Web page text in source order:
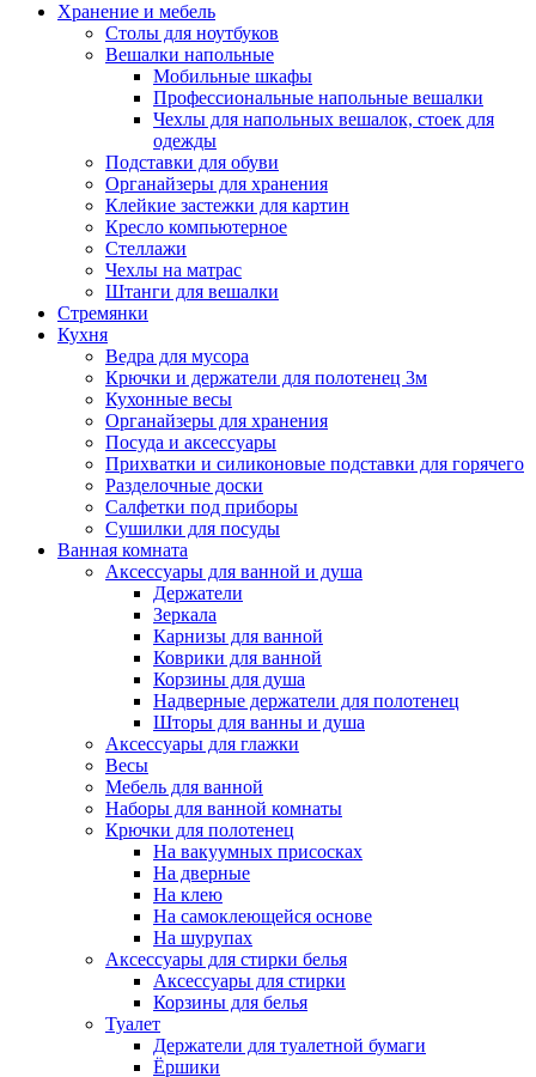
Хранение и мебель
Столы для ноутбуков
Вешалки напольные
Мобильные шкафы
Профессиональные напольные вешалки
Чехлы для напольных вешалок, стоек для
одежды
Подставки для обуви
Органайзеры для хранения
Клейкие застежки для картин
Кресло компьютерное
Стеллажи
Чехлы на матрас
Штанги для вешалки
Стремянки
Кухня
Ведра для мусора
Крючки и держатели для полотенец 3м
Кухонные весы
Органайзеры для хранения
Посуда и аксессуары
Прихватки и силиконовые подставки для горячего
Разделочные доски
Салфетки под приборы
Сушилки для посуды
Ванная комната
Аксессуары для ванной и душа
Держатели
Зеркала
Карнизы для ванной
Коврики для ванной
Корзины для душа
Надверные держатели для полотенец
Шторы для ванны и душа
Аксессуары для глажки
Весы
Мебель для ванной
Наборы для ванной комнаты
Крючки для полотенец
На вакуумных присосках
На дверные
На клею
На самоклеющейся основе
На шурупах
Аксессуары для стирки белья
Аксессуары для стирки
Корзины для белья
Туалет
Держатели для туалетной бумаги
Ёршики